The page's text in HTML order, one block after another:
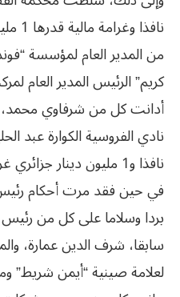
من المدير العام لمؤسسة
كريم” الرئيس المدير العام
أدانت كل من شرفاوي
نافذا و1 مليون دينار جزائري غرامة مالية.
في حين فقد مرت أحكام
بردا وسلاما على كل من رئيس
سابقا، شرف الدين عمارة،
لعلامة صينية “أيمن شريط”